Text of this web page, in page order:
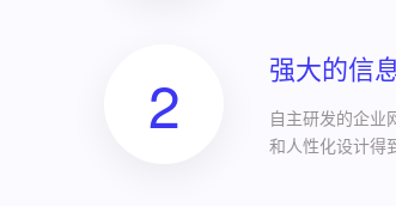
2 强大的信
自主研发的企业
和人性化设计得